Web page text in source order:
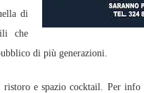
di
che
di più generazioni.
ristoro e spazio cocktail. Per